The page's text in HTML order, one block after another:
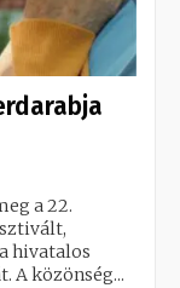
a 22.
hivatalos
A közönség...